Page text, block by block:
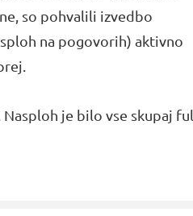
so pohvalili izvedbo
na pogovorih) aktivno
je bilo vse skupaj ful